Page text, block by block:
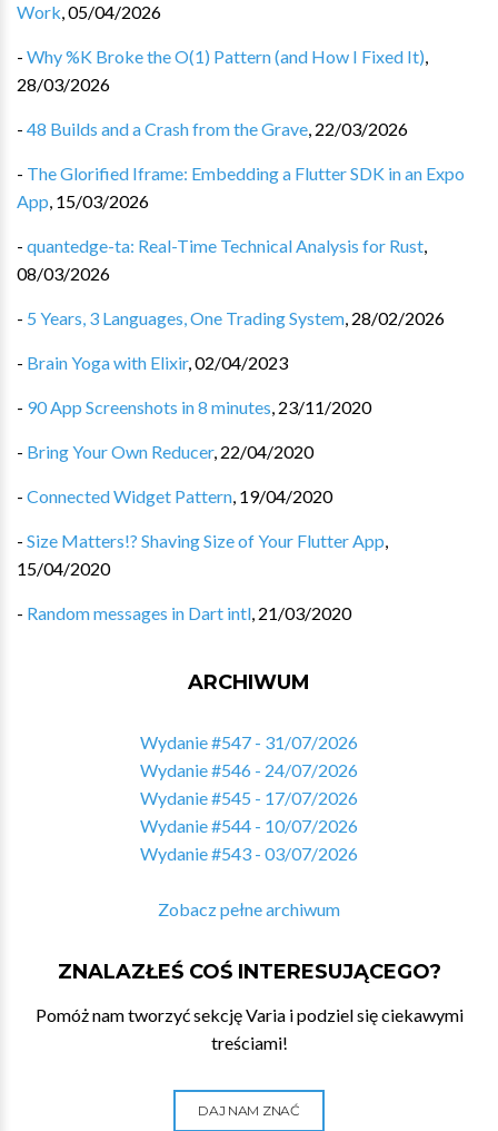
Work,05/04/2026
- Why %K Broke the O(1) Pattern (and How I Fixed It),
28/03/2026
- 48 Builds and a Crash from the Grave, 22/03/2026
- The Glorified Iframe: Embedding a Flutter SDK in an Expo
App, 15/03/2026
- quantedge-ta: Real-Time Technical Analysis for Rust,
08/03/2026
- 5 Years, 3 Languages, One Trading System, 28/02/2026
- Brain Yoga with Elixir,02/04/2023
- 90 App Screenshots in 8 minutes, 23/11/2020
- Bring Your Own Reducer, 22/04/2020
- Connected Widget Pattern, 19/04/2020
- Size Matters!? Shaving Size of Your Flutter App,
15/04/2020
- Random messages in Dart intl, 21/03/2020
ARCHIWUM
Wydanie #547 - 31/07/2026
Wydanie #546 - 24/07/2026
Wydanie #545 - 17/07/2026
Wydanie #544 - 10/07/2026
Wydanie #543 - 03/07/2026
Zobacz pełne archiwum
ZNALAZŁEŚ COŚ INTERESUJĄCEGO?
Pomóż nam tworzyć sekcję Varia i podziel się ciekawymi
treściami!
DAJ NAM ZNAĆ